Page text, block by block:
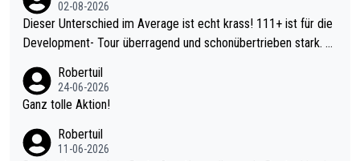
02-08-2026
Dieser Unterschied im Average ist echt krass! 111+ ist für die
Development- Tour überragend und schonübertrieben stark. U
mal 40+ erst recht. Da gewinnst keinen Blumentopf - ist ja noc
h krasser wie ein Pokalspiel eines Kreisligisten vs einem Bund
Robertuil
24-06-2026
Ganz tolle Aktion!
Robertuil
11-06-2026